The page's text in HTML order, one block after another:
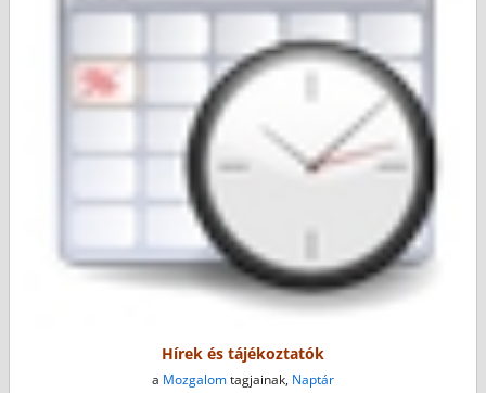
Hírek és tájékoztatók
a Mozgalomtagjainak, Naptár